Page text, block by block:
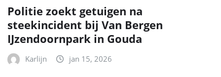
Politie zoekt getuigen na
steekincident bij Van Bergen
IJzendoornpark in Gouda
Karlijn jan 15, 2026